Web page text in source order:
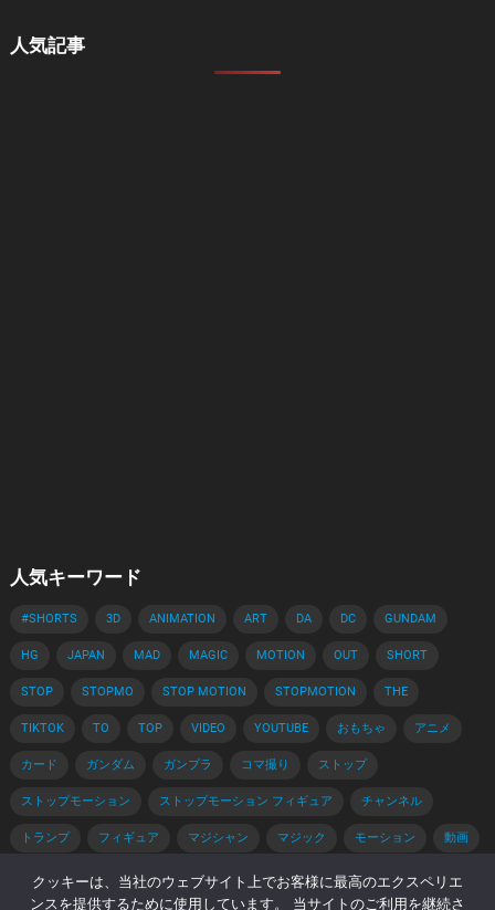
人気記事
人気キーワード
#SHORTS 3D ANIMATION ART DA DC GUNDAM
HG JAPAN MAD MAGIC MOTION OUT SHORT
STOP STOPMO STOP MOTION STOPMOTION THE
TIKTOK TO TOP VIDEO YOUTUBE おもちゃ アニメ
カード ガンダム ガンプラ コマ撮り ストップ
ストップモーション ストップモーション フィギュア チャンネル
トランプ フィギュア マジシャン マジック モーション 動画
手品 手品 種明かし 種明かし 簡単 解説
クッキーは、当社のウェブサイト上でお客様に最高のエクスペリエ
ンスを提供するために使用しています。 当サイトのご利用を継続さ